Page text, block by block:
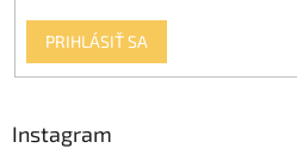
PRIHLÁSIŤ SA
Instagram